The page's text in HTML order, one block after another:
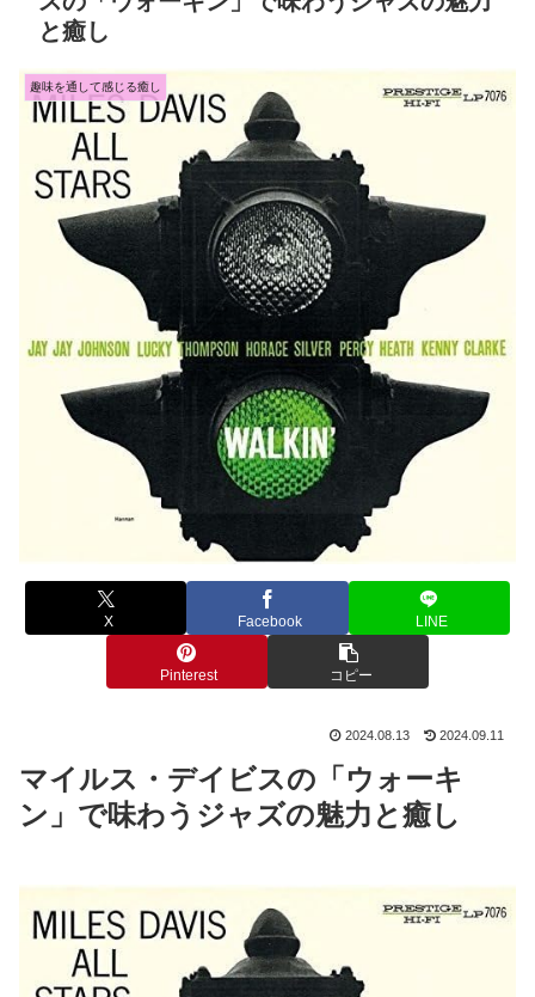
と癒し
趣味を通して感じる癒し
X Facebook LINE
Pinterest コピー
2024.08.13 2024.09.11
マイルス・デイビスの「ウォーキ
ン」で味わうジャズの魅力と癒し